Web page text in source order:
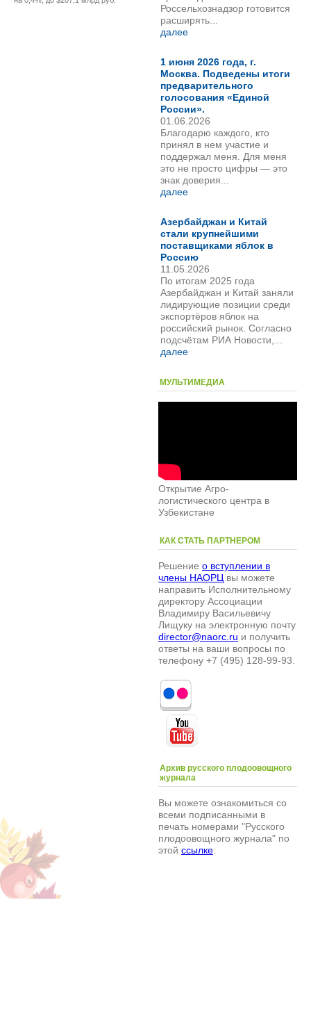
Россельхознадзор готовится
расширять...
далее
1 июня 2026 года, г.
Москва. Подведены итоги
предварительного
голосования «Единой
России».
01.06.2026
Благодарю каждого, кто
принял в нем участие и
поддержал меня. Для меня
это не просто цифры — это
знак доверия...
далее
Азербайджан и Китай
стали крупнейшими
поставщиками яблок в
Россию
11.05.2026
По итогам 2025 года
Азербайджан и Китай заняли
лидирующие позиции среди
экспортёров яблок на
российский рынок. Согласно
подсчётам РИА Новости,...
далее
МУЛЬТИМЕДИА
Открытие Агро-
логистического центра в
Узбекистане
КАК СТАТЬ ПАРТНЕРОМ
Решение о вступлении в
члены НАОРЦ вы можете
направить Исполнительному
директору Ассоциации
Владимиру Васильевичу
Лищуку на электронную почту
director@naorc.ru и получить
ответы на ваши вопросы по
телефону +7 (495) 128-99-93.
Архив русского плодоовощного
журнала
Вы можете ознакомиться со
всеми подписанными в
печать номерами "Русского
плодоовощного журнала" по
этой ссылке